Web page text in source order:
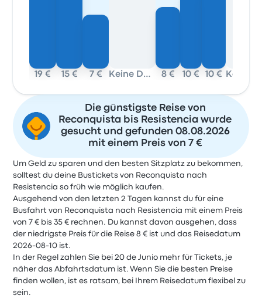
19 € 15 € 7 € Keine Daten 8 € 10 € 10 €
Die günstigste Reise von
Reconquista bis Resistencia wurde
gesucht und gefunden 08.08.2026
mit einem Preis von 7 €
Um Geld zu sparen und den besten Sitzplatz zu bekommen,
solltest du deine Bustickets von Reconquista nach
Resistencia so früh wie möglich kaufen.
Ausgehend von den letzten 2 Tagen kannst du für eine
Busfahrt von Reconquista nach Resistencia mit einem Preis
von 7 € bis 35 € rechnen. Du kannst davon ausgehen, dass
der niedrigste Preis für die Reise 8 € ist und das Reisedatum
2026-08-10 ist.
In der Regel zahlen Sie bei 20 de Junio mehr für Tickets, je
näher das Abfahrtsdatum ist. Wenn Sie die besten Preise
finden wollen, ist es ratsam, bei Ihrem Reisedatum flexibel zu
sein.